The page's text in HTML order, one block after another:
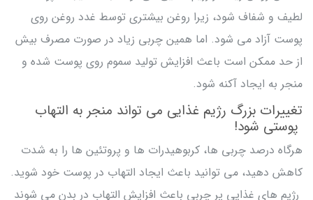
لطیف و شفاف شود، زیرا روغن بیشتری توسط غدد روغن روی
پوست آزاد می شود. اما همین چربی زیاد در صورت مصرف بیش
از حد ممکن است باعث افزایش تولید سموم روی پوست شده و
منجر به ایجاد آکنه شود.
تغییرات بزرگ رژیم غذایی می تواند منجر به التهاب
پوستی شود!
هرگاه درصد چربی ها، کربوهیدرات ها و پروتئین ها را به شدت
کاهش دهید، می توانید باعث ایجاد التهاب در پوست خود شوید.
رژیم های غذایی پر چربی باعث افزایش التهاب در بدن می شوند